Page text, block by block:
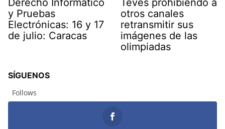
Derecho Informático
y Pruebas
Electrónicas: 16 y 17
de julio: Caracas
Teves prohibiendo a
otros canales
retransmitir sus
imágenes de las
olimpiadas
SÍGUENOS
Follows